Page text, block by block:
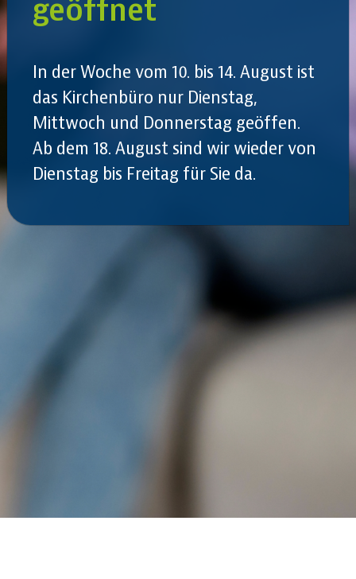
geöffnet
In der Woche vom 10. bis 14. August ist
das Kirchenbüro nur Dienstag,
Mittwoch und Donnerstag geöffen.
Ab dem 18. August sind wir wieder von
Dienstag bis Freitag für Sie da.